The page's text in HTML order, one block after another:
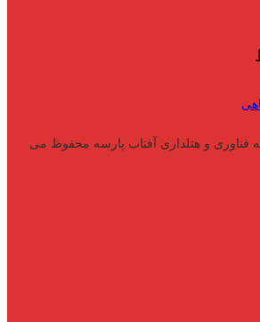
و هتلداری آفتاب پارسه محفوظ می